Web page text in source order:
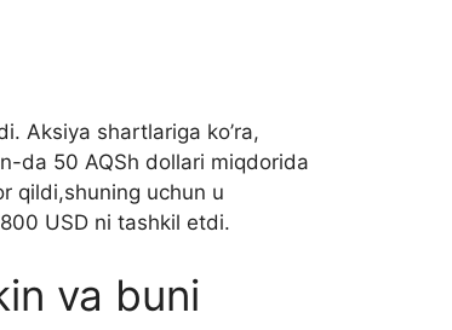
Aksiya shartlariga ko’ra,
da 50 AQSh dollari miqdorida
qildi,shuning uchun u
USD ni tashkil etdi.
va buni